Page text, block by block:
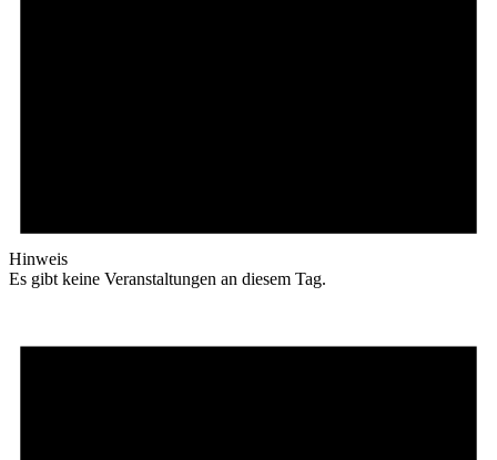
Hinweis
Es gibt keine Veranstaltungen an diesem Tag.